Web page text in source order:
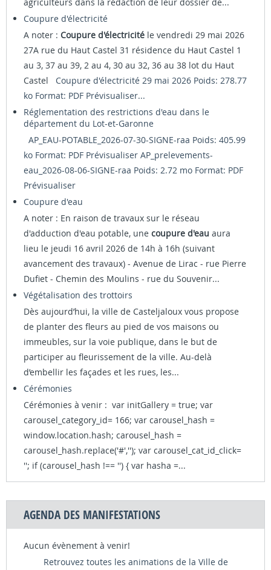
Coupure d'électricité
A noter : Coupure d'électricité le vendredi 29 mai 2026
27A rue du Haut Castel 31 résidence du Haut Castel 1
au 3, 37 au 39, 2 au 4, 30 au 32, 36 au 38 lot du Haut
Castel Coupure d'électricité 29 mai 2026 Poids: 278.77
ko Format: PDF Prévisualiser...
Réglementation des restrictions d'eau dans le
département du Lot-et-Garonne
AP_EAU-POTABLE_2026-07-30-SIGNE-raa Poids: 405.99
ko Format: PDF Prévisualiser AP_prelevements-
eau_2026-08-06-SIGNE-raa Poids: 2.72 mo Format: PDF
Prévisualiser
Coupure d'eau
A noter : En raison de travaux sur le réseau
d'adduction d'eau potable, une coupure d'eau aura
lieu le jeudi 16 avril 2026 de 14h à 16h (suivant
avancement des travaux) - Avenue de Lirac - rue Pierre
Dufiet - Chemin des Moulins - rue du Souvenir...
Végétalisation des trottoirs
Dès aujourd’hui, la ville de Casteljaloux vous propose
de planter des fleurs au pied de vos maisons ou
immeubles, sur la voie publique, dans le but de
participer au fleurissement de la ville. Au-delà
d’embellir les façades et les rues, les...
Cérémonies
Cérémonies à venir : var initGallery = true; var
carousel_category_id= 166; var carousel_hash =
window.location.hash; carousel_hash =
carousel_hash.replace('#',''); var carousel_cat_id_click=
''; if (carousel_hash !== '') { var hasha =...
AGENDA DES MANIFESTATIONS
Aucun évènement à venir!
Retrouvez toutes les animations de la Ville de